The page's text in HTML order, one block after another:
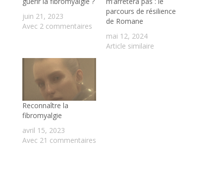
juin 21, 2023
Avec 2 commentaires
parcours de résilience
de Romane
mai 12, 2024
Article similaire
Reconnaître la
fibromyalgie
avril 15, 2023
Avec 21 commentaires